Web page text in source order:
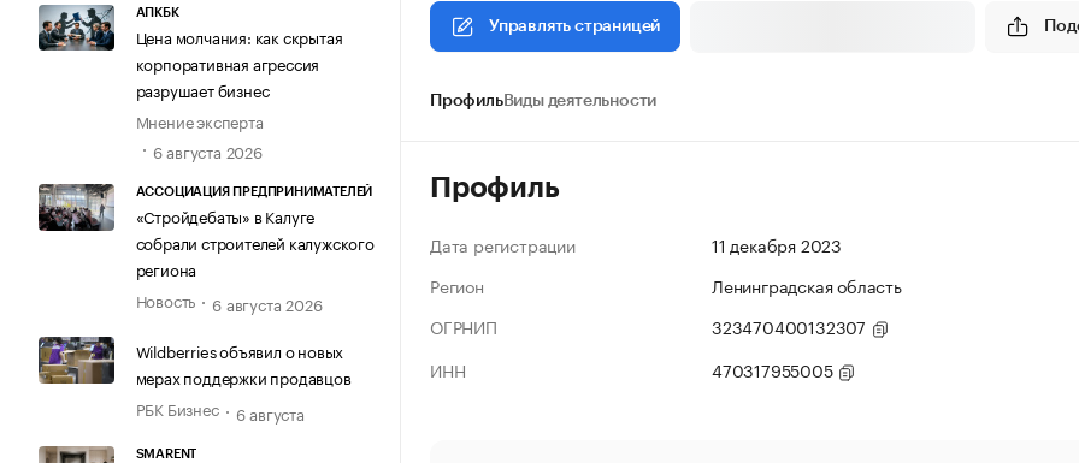
АПКБК
Цена молчания: как скрытая
корпоративная агрессия
разрушает бизнес
Мнение эксперта
6 августа 2026
АССОЦИАЦИЯ ПРЕДПРИНИМАТЕЛЕЙ
«Стройдебаты» в Калуге
собрали строителей калужского
региона
Новость
6 августа 2026
Wildberries объявил о новых
мерах поддержки продавцов
РБК Бизнес
6 августа
SMARENT
Управлять страницей
ПрофильВиды деятельности
Профиль
Дата регистрации
11 декабря 2023
Регион
Ленинградская область
ОГРНИП
323470400132307
ИНН
470317955005